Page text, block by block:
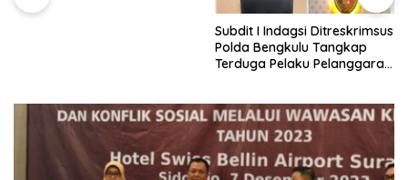
Subdit I Indagsi Ditreskrimsus
Polda Bengkulu Tangkap
Terduga Pelaku Pelanggaran